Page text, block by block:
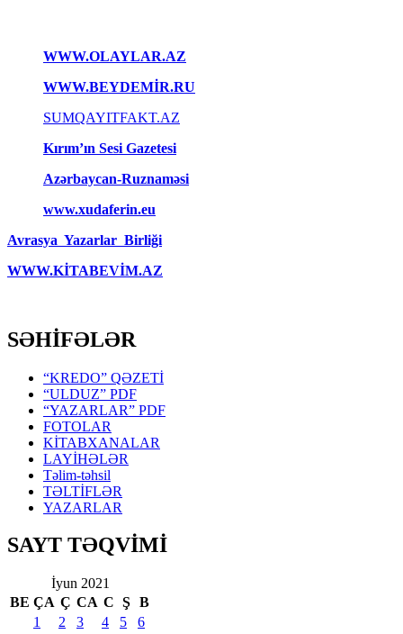
WWW.OLAYLAR.AZ
WWW.BEYDEMİR.RU
SUMQAYITFAKT.AZ
Kırım’ın Sesi Gazetesi
Azərbaycan-Ruznaməsi
www.xudaferin.eu
Avrasya Yazarlar Birliği
WWW.KİTABEVİM.AZ
SƏHİFƏLƏR
“KREDO” QƏZETİ
“ULDUZ” PDF
“YAZARLAR” PDF
FOTOLAR
KİTABXANALAR
LAYİHƏLƏR
Təlim-təhsil
TƏLTİFLƏR
YAZARLAR
SAYT TƏQVİMİ
İyun 2021
BE ÇA Ç CA C Ş
B
1
2 3 4 5 6